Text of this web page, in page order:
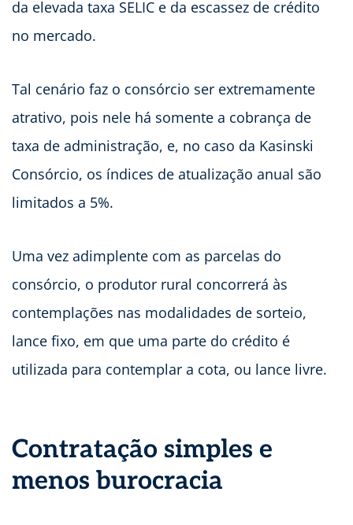
da elevada taxa SELIC e da escassez de crédito
no mercado.
Tal cenário faz o consórcio ser extremamente
atrativo, pois nele há somente a cobrança de
taxa de administração, e, no caso da Kasinski
Consórcio, os índices de atualização anual são
limitados a 5%.
Uma vez adimplente com as parcelas do
consórcio, o produtor rural concorrerá às
contemplações nas modalidades de sorteio,
lance fixo, em que uma parte do crédito é
utilizada para contemplar a cota, ou lance livre.
Contratação simples e
menos burocracia